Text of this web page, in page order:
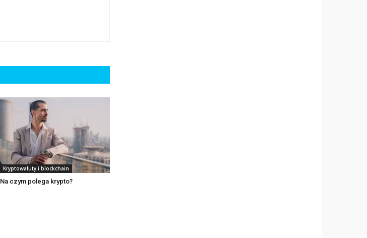
Kryptowaluty i blockchain
Na czym polega krypto?